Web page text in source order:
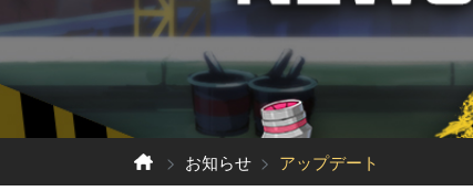
お知らせ アップデート